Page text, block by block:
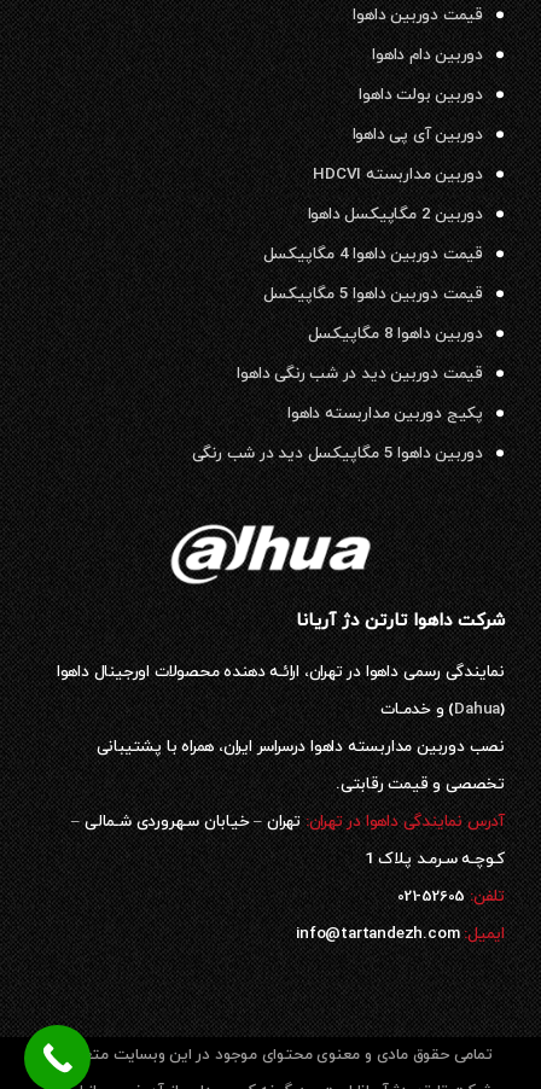
قیمت دوربین داهوا
دوربین دام داهوا
دوربین بولت داهوا
دوربین آی پی داهوا
دوربین مداربسته HDCVI
دوربین 2 مگاپیکسل داهوا
قیمت دوربین داهوا 4 مگاپیکسل
قیمت دوربین داهوا 5 مگاپیکسل
دوربین داهوا 8 مگاپیکسل
قیمت دوربین دید در شب رنگی داهوا
پکیج دوربین مداربسته داهوا
دوربین داهوا 5 مگاپیکسل دید در شب رنگی
شرکت داهوا تارتن دژ آریانا
نمایندگی رسمی داهوا در تهران، ارائـه دهنده محصولات اورجینال داهوا
(
Dahua) و خدمـات
نصب دوربین مداربسته داهوا درسراسر ایران، همراه با پشتیبانی
تخصصی و قیمت رقابتی.
آدرس نمایندگی داهوا در تهران:تهران – خیابان سـهروردی شـمالی –
کـوچـه سـرمـد پلاک 1
تلفن:52605-021
ایمیل:info@tartandezh.com
تمامی حقوق مادی و معنوی محتوای موجود در این وبسایت متعلق به